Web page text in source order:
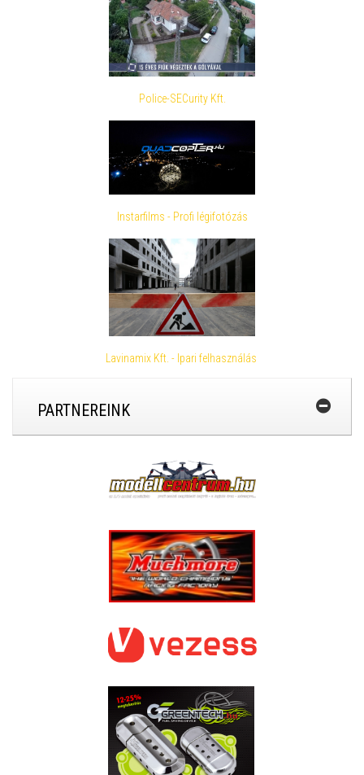
Police-SECurity Kft.
Instarfilms - Profi légifotózás
Lavinamix Kft. - Ipari felhasználás
PARTNEREINK